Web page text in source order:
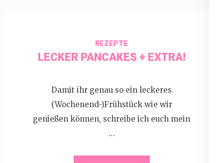
REZEPTE
LECKER PANCAKES + EXTRA!
Damit ihr genau so ein leckeres
(Wochenend-)Frühstück wie wir
genießen können, schreibe ich euch mein
…